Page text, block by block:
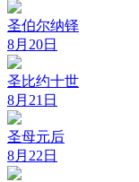
圣伯尔纳铎
8月20日
圣比约十世
8月21日
圣母元后
8月22日